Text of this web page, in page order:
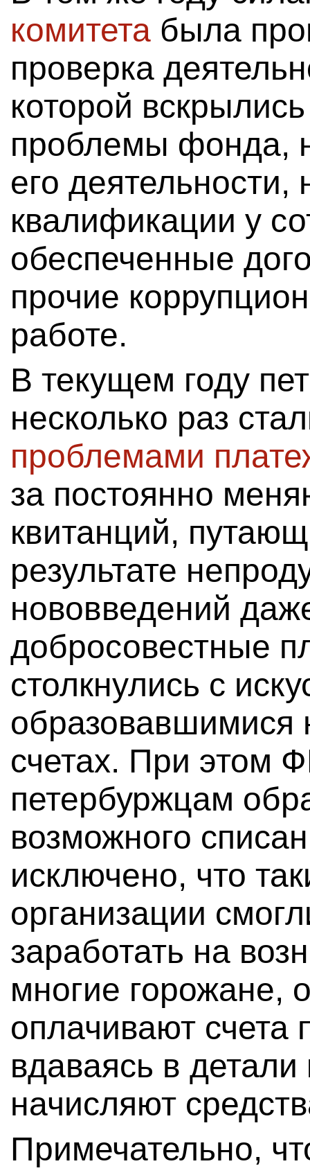
комитета была
проверка
которой
проблемы фонда,
его деятельности,
квалификации у
обеспеченные
прочие
работе.
В текущем году
несколько раз
проблемами
за постоянно
квитанций,
результате
нововведений
добросовестные
столкнулись с
образовавшимися
счетах. При этом
петербуржцам
возможного
исключено, что
организации
заработать на
многие горожане,
оплачивают счета
вдаваясь в детали
начисляют
Примечательно,